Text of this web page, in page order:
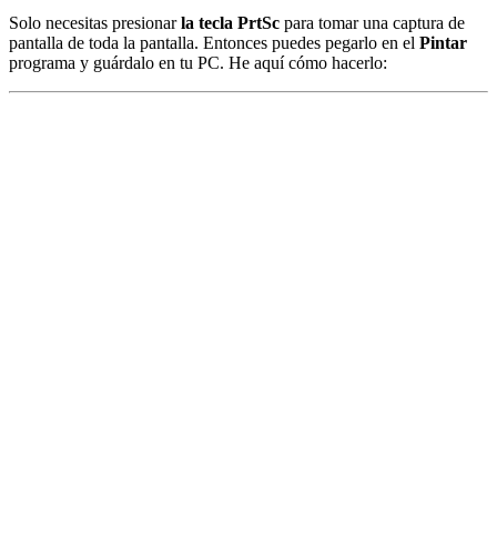
Solo necesitas presionarla tecla PrtSc para tomar una captura de
pantalla de toda la pantalla. Entonces puedes pegarlo en el Pintar
programa y guárdalo en tu PC. He aquí cómo hacerlo: